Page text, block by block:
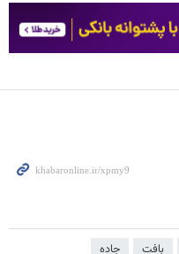
بافت
جاده